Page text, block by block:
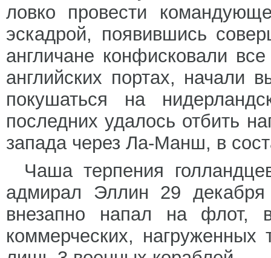
ловко провести
эскадрой, появившись
англичане конфисковали
английских портах, начали
покушаться на
последних удалось отбить
запада через Ла-Манш, в
Чаша терпения
адмирал Эллин 29 декабря
внезапно напал на флот,
коммерческих, нагруженных